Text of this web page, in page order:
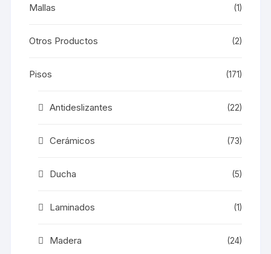
Mallas (1)
Otros Productos (2)
Pisos (171)
Antideslizantes (22)
Cerámicos (73)
Ducha (5)
Laminados (1)
Madera (24)